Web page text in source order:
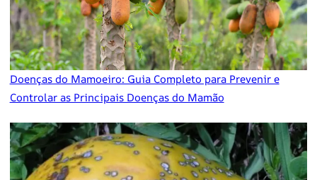
Doenças do Mamoeiro: Guia Completo para Prevenir e
Controlar as Principais Doenças do Mamão